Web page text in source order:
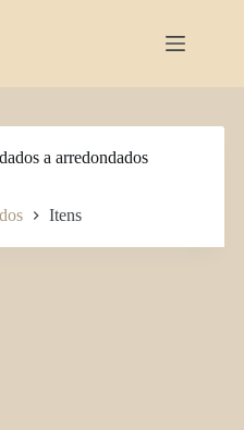
a arredondados
Itens